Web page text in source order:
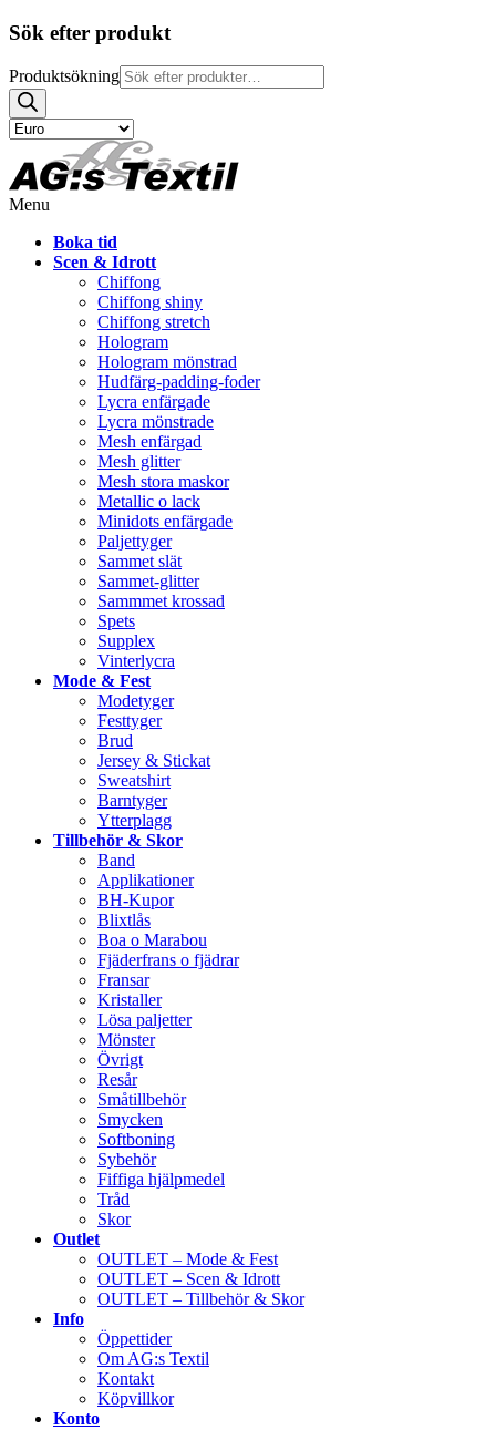
Sök efter produkt
Produktsökning
Menu
Boka tid
Scen & Idrott
Chiffong
Chiffong shiny
Chiffong stretch
Hologram
Hologram mönstrad
Hudfärg-padding-foder
Lycra enfärgade
Lycra mönstrade
Mesh enfärgad
Mesh glitter
Mesh stora maskor
Metallic o lack
Minidots enfärgade
Paljettyger
Sammet slät
Sammet-glitter
Sammmet krossad
Spets
Supplex
Vinterlycra
Mode & Fest
Modetyger
Festtyger
Brud
Jersey & Stickat
Sweatshirt
Barntyger
Ytterplagg
Tillbehör & Skor
Band
Applikationer
BH-Kupor
Blixtlås
Boa o Marabou
Fjäderfrans o fjädrar
Fransar
Kristaller
Lösa paljetter
Mönster
Övrigt
Resår
Småtillbehör
Smycken
Softboning
Sybehör
Fiffiga hjälpmedel
Tråd
Skor
Outlet
OUTLET – Mode & Fest
OUTLET – Scen & Idrott
OUTLET – Tillbehör & Skor
Info
Öppettider
Om AG:s Textil
Kontakt
Köpvillkor
Konto